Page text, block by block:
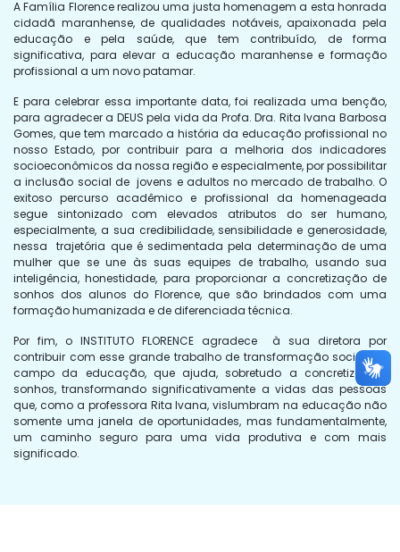
A Família Florence realizou uma justa homenagem a esta honrada
cidadã maranhense, de qualidades notáveis, apaixonada pela
educação e pela saúde, que tem contribuído, de forma
significativa, para elevar a educação maranhense e formação
profissional a um novo patamar.
E para celebrar essa importante data, foi realizada uma benção,
para agradecer a DEUS pela vida da Profa. Dra. Rita Ivana Barbosa
Gomes, que tem marcado a história da educação profissional no
nosso Estado, por contribuir para a melhoria dos indicadores
socioeconômicos da nossa região e especialmente, por possibilitar
a inclusão social de jovens e adultos no mercado de trabalho. O
exitoso percurso acadêmico e profissional da homenageada
segue sintonizado com elevados atributos do ser humano,
especialmente, a sua credibilidade, sensibilidade e generosidade,
nessa trajetória que é sedimentada pela determinação de uma
mulher que se une às suas equipes de trabalho, usando sua
inteligência, honestidade, para proporcionar a concretização de
sonhos dos alunos do Florence, que são brindados com uma
formação humanizada e de diferenciada técnica.
Por fim, o INSTITUTO FLORENCE agradece à sua diretora por
contribuir com esse grande trabalho de transformação social, no
campo da educação, que ajuda, sobretudo a concretizar os
sonhos, transformando significativamente a vidas das pessoas
que, como a professora Rita Ivana, vislumbram na educação não
somente uma janela de oportunidades, mas fundamentalmente,
um caminho seguro para uma vida produtiva e com mais
significado.